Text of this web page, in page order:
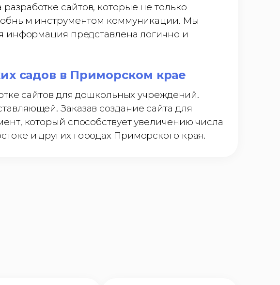
сайтов, которые не только
инструментом коммуникации. Мы
информация представлена логично и
садов в Приморском крае
сайтов для дошкольных учреждений.
Заказав создание сайта для
который способствует увеличению числа
и других городах Приморского края.